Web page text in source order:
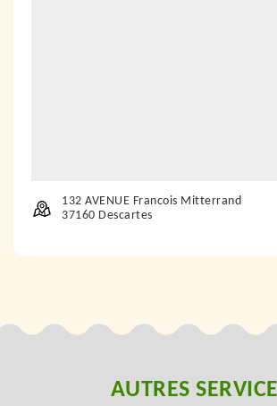
132 AVENUE Francois Mitterrand
37160 Descartes
AUTRES